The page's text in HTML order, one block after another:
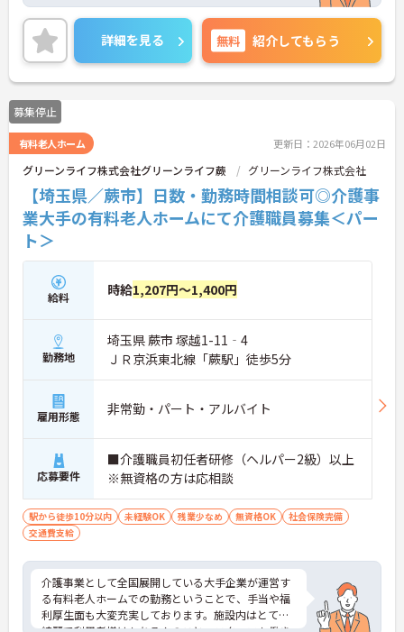
詳細を見る 無料 紹介してもらう
募集停止
有料老人ホーム 更新日：2026年06月02日
グリーンライフ株式会社グリーンライフ蕨 グリーンライフ株式会社
【埼玉県／蕨市】日数・勤務時間相談可◎介護事
業大手の有料老人ホームにて介護職員募集＜パー
ト＞
給料 時給1,207円～1,400円
勤務地
埼玉県 蕨市 塚越1-11‐4
ＪＲ京浜東北線「蕨駅」徒歩5分
雇用形態 非常勤・パート・アルバイト
応募要件
■介護職員初任者研修（ヘルパー2級）以上
※無資格の方は応相談
駅から徒歩10分以内 未経験OK 残業少なめ 無資格OK
社会保険完備
交通費支給
介護事業として全国展開している大手企業が運営す
る有料老人ホームでの勤務ということで、手当や福
利厚生面も大変充実しております。施設内はとても